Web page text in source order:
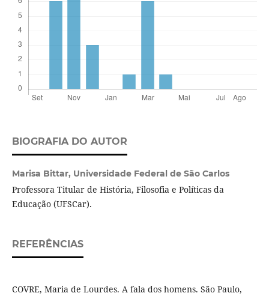
BIOGRAFIA DO AUTOR
Marisa Bittar, Universidade Federal de São Carlos
Professora Titular de História, Filosofia e Políticas da
Educação (UFSCar).
REFERÊNCIAS
COVRE, Maria de Lourdes. A fala dos homens. São Paulo,